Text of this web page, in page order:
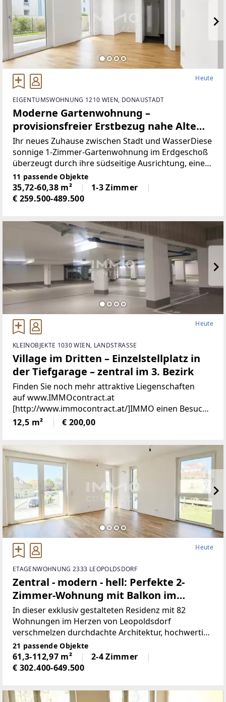
Heute
EIGENTUMSWOHNUNG 1210 WIEN, DONAUSTADT
Moderne Gartenwohnung –
provisionsfreier Erstbezug nahe Alte
Donau & U1
Ihr neues Zuhause zwischen Stadt und WasserDiese
sonnige 1-Zimmer-Gartenwohnung im Erdgeschoß
überzeugt durch ihre südseitige Ausrichtung, eine
durchdachte Raumaufteilung und den privaten
Außenbereich. Bereits der großzügige Vorraum
bietet ein
11 passende Objekte
35,72-60,38 m²
1-3 Zimmer
€ 259.500-489.500
Heute
KLEINOBJEKTE 1030 WIEN, LANDSTRASSE
Village im Dritten – Einzelstellplatz in
der Tiefgarage – zentral im 3. Bezirk
Finden Sie noch mehr attraktive Liegenschaften
auf www.IMMOcontract.at
[http://www.immocontract.at/]IMMO einen Besuch
wert.Infrastruktur / EntfernungenGesundheitArzt
<500mApotheke <1.000mKlinik
12,5 m² € 200,00
Heute
ETAGENWOHNUNG 2333 LEOPOLDSDORF
Zentral - modern - hell: Perfekte 2-
Zimmer-Wohnung mit Balkon im
Erstbezug in grüner Anlage
In dieser exklusiv gestalteten Residenz mit 82
Wohnungen im Herzen von Leopoldsdorf
verschmelzen durchdachte Architektur, hochwertige
Materialien und großzügige Außenbereiche zu
einem einzigartigen Wohnambiente.Bei der
Konzeptionierung der Einheiten
21 passende Objekte
61,3-112,97 m²
2-4 Zimmer
€ 302.400-649.500